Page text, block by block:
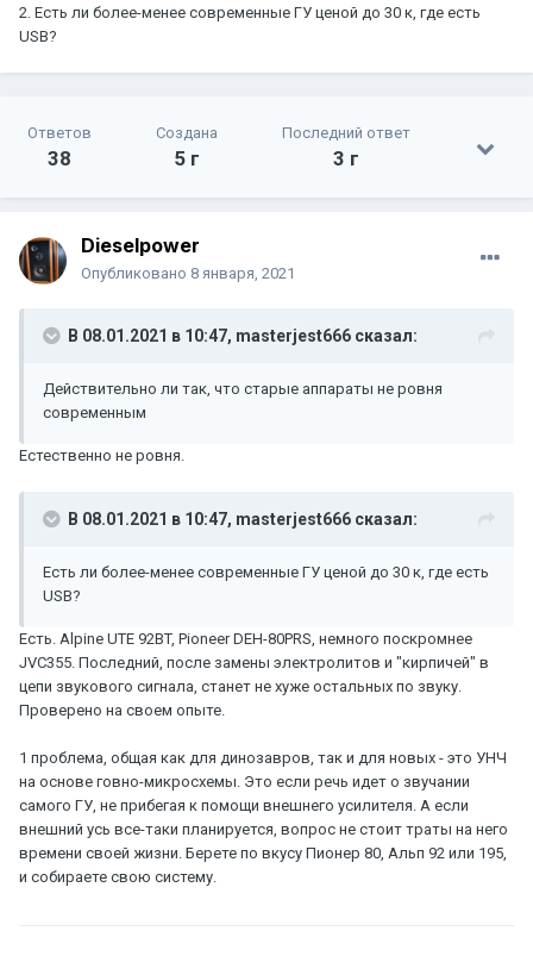
2. Есть ли более-менее современные ГУ ценой до 30 к, где есть
USB?
Ответов
38
Создана
5 г
Последний ответ
3 г
Dieselpower
Опубликовано 8 января, 2021
В 08.01.2021 в 10:47, masterjest666 сказал:
Действительно ли так, что старые аппараты не ровня
современным
Естественно не ровня.
В 08.01.2021 в 10:47, masterjest666 сказал:
Есть ли более-менее современные ГУ ценой до 30 к, где есть
USB?
Есть. Alpine UTE 92BT, Pioneer DEH-80PRS, немного поскромнее
JVC355. Последний, после замены электролитов и "кирпичей" в
цепи звукового сигнала, станет не хуже остальных по звуку.
Проверено на своем опыте.
1 проблема, общая как для динозавров, так и для новых - это УНЧ
на основе говно-микросхемы. Это если речь идет о звучании
самого ГУ, не прибегая к помощи внешнего усилителя. А если
внешний усь все-таки планируется, вопрос не стоит траты на него
времени своей жизни. Берете по вкусу Пионер 80, Альп 92 или 195,
и собираете свою систему.